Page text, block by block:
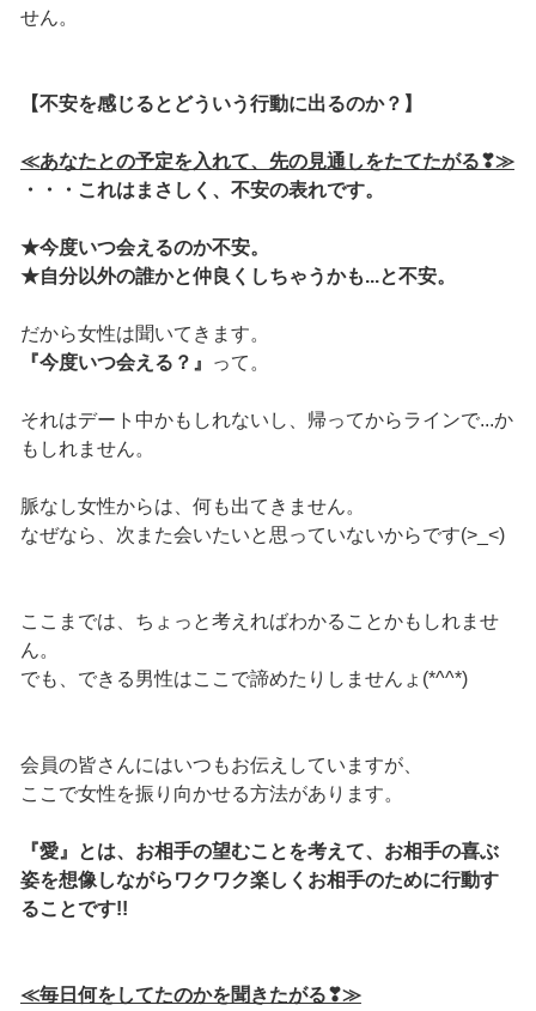
せん。
【不安を感じるとどういう行動に出るのか？】
≪あなたとの予定を入れて、先の見通しをたてたがる❣≫
・・・これはまさしく、不安の表れです。
★今度いつ会えるのか不安。
★自分以外の誰かと仲良くしちゃうかも...と不安。
だから女性は聞いてきます。
『今度いつ会える？』
って。
それはデート中かもしれないし、帰ってからラインで...か
もしれません。
脈なし女性からは、何も出てきません。
なぜなら、次また会いたいと思っていないからです(>_<)
ここまでは、ちょっと考えればわかることかもしれませ
ん。
でも、できる男性はここで諦めたりしませんょ(*^^*)
会員の皆さんにはいつもお伝えしていますが、
ここで女性を振り向かせる方法があります。
『愛』とは、お相手の望むことを考えて、お相手の喜ぶ
姿を想像しながらワクワク楽しくお相手のために行動す
ることです!!
≪毎日何をしてたのかを聞きたがる❣≫